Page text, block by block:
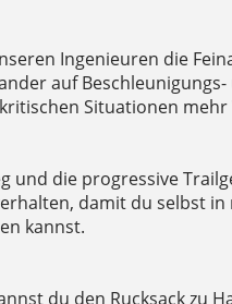
Ingenieuren die
auf
Situationen
und die progressive
damit du selbst
kannst.
du den Rucksack zu